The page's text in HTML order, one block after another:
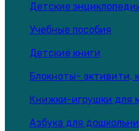
Детские
Учебные пособия
Детские книги
Блокноты- активити,
Книжки-игрушки для
Азбука для